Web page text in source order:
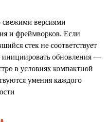
свежими версиями
и фреймворков. Если
стек не соответствует
инициировать обновления —
в условиях компактной
умения каждого